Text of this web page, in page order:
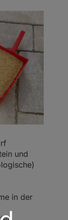
und
in der